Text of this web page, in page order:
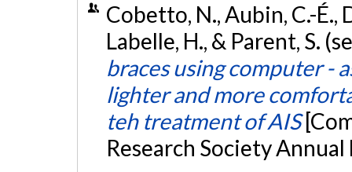
Cobetto, N., Aubin, C.-É.,
Labelle, H., & Parent, S.
braces using computer -
lighter and more
teh treatment of AIS
Research Society